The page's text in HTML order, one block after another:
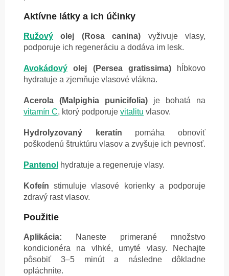
Aktívne látky a ich účinky
Ružový olej (Rosa canina) vyživuje vlasy,
podporuje ich regeneráciu a dodáva im lesk.
Avokádový olej (Persea gratissima)hĺbkovo
hydratuje a zjemňuje vlasové vlákna.
Acerola (Malpighia punicifolia) je bohatá na
vitamín C, ktorý podporuje vitalitu vlasov.
Hydrolyzovaný keratín pomáha obnoviť
poškodenú štruktúru vlasov a zvyšuje ich pevnosť.
Pantenol hydratuje a regeneruje vlasy.
Kofeín stimuluje vlasové korienky a podporuje
zdravý rast vlasov.
Použitie
Aplikácia: Naneste primerané množstvo
kondicionéra na vlhké, umyté vlasy. Nechajte
pôsobiť 3–5 minút a následne dôkladne
opláchnite.